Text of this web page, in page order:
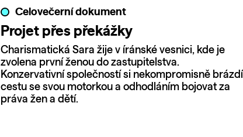
Celovečerní dokument
Projet přes překážky
Charismatická Sara žije v íránské vesnici, kde je
zvolena první ženou do zastupitelstva.
Konzervativní společností si nekompromisně brázdí
cestu se svou motorkou a odhodláním bojovat za
práva žen a dětí.